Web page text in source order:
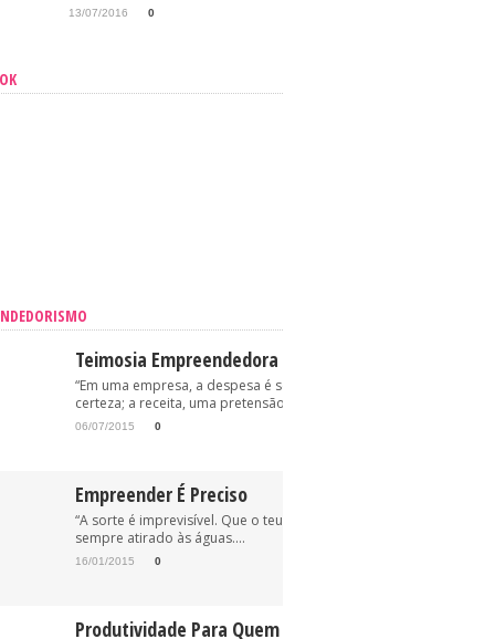
13/07/2016 0
Teimosia Empreendedora
“Em uma empresa, a despesa é sempre uma
certeza; a receita, uma pretensão.” (Oriovisto...
06/07/2015 0
Empreender É Preciso
“A sorte é imprevisível. Que o teu anzol esteja, pois,
sempre atirado às águas....
16/01/2015 0
Produtividade Para Quem Trabalha Em